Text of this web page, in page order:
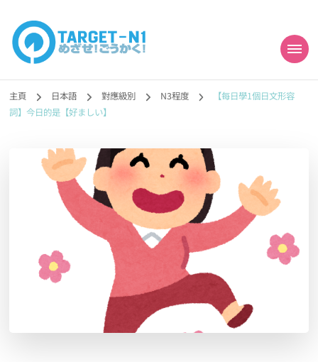
目標!!日本語能力試
N1合格
勉強コンテンツも追加予定!!】
主頁 日本語 對應級別 N3程度
【每日學1個日文形容
詞】今日的是【好ましい】